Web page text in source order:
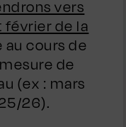
vers
de la
au cours de
de
(ex : mars
26).